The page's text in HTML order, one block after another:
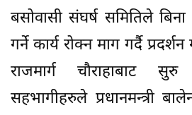
बसोवासी संघर्ष समितिले
गर्ने कार्य रोक्न माग गर्दै
राजमार्ग चौराहाबाट
सहभागीहरुले प्रधानमन्त्री